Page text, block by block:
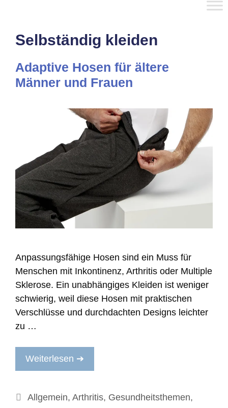
Selbständig kleiden
Adaptive Hosen für ältere
Männer und Frauen
Anpassungsfähige Hosen sind ein Muss für
Menschen mit Inkontinenz, Arthritis oder Multiple
Sklerose. Ein unabhängiges Kleiden ist weniger
schwierig, weil diese Hosen mit praktischen
Verschlüsse und durchdachten Designs leichter
zu …
Weiterlesen ➔
Kategorien
Allgemein, Arthritis, Gesundheitsthemen,